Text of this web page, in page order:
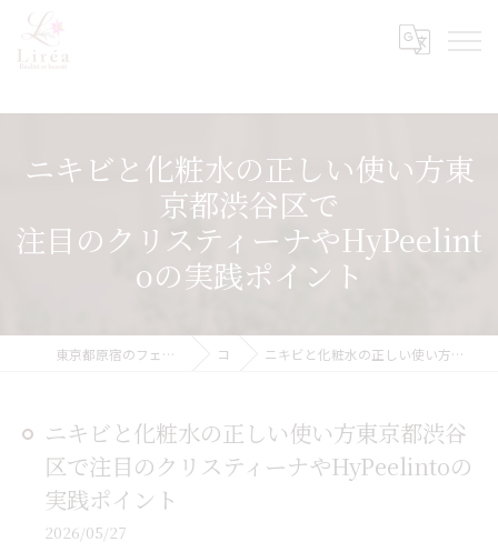
ニキビと化粧水の正しい使い方東
京都渋谷区で
注目のクリスティーナやHyPeelint
oの実践ポイント
東京都原宿のフェイシャルエステならLiréa atelier Harajuku コラム ニキビと化粧水の正しい使い方東京都渋谷区で注目のクリスティーナやHyPeelintoの実践ポイント
ニキビと化粧水の正しい使い方東京都渋谷
区で注目のクリスティーナやHyPeelintoの
実践ポイント
2026/05/27